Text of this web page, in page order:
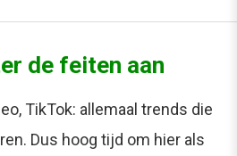
de feiten aan
TikTok: allemaal trends die
Dus hoog tijd om hier als